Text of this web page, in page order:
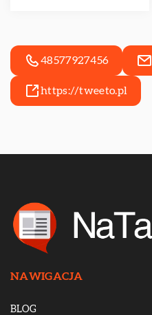
48577927456
https://tweeto.pl
NAWIGACJA
BLOG